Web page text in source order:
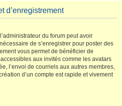
d’enregistrement
du forum peut avoir
de s’enregistrer pour poster des
vous permet de bénéficier de
aux invités comme les avatars
l’envoi de courriels aux autres membres,
d’un compte est rapide et vivement